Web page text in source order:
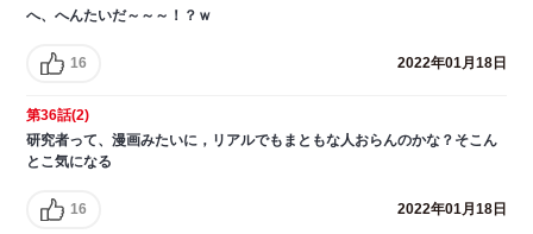
へ、へんたいだ～～～！？ｗ
16 2022年01月18日
第36話(2)
研究者って、漫画みたいに，リアルでもまともな人おらんのかな？そこん
とこ気になる
16 2022年01月18日